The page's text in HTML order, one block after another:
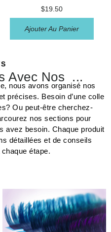
$19.50
Ajouter Au Panier
Avec Nos Colles
nous avons organisé nos
précises. Besoin d’une colle
Ou peut-être cherchez-
nos sections pour
avez besoin. Chaque produit
détaillées et de conseils
étape.